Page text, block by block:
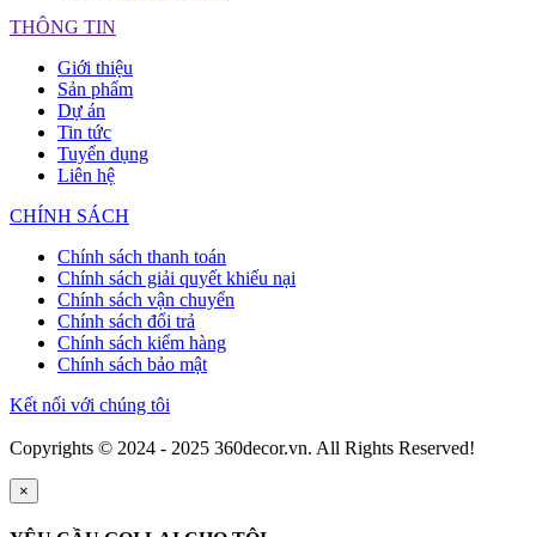
THÔNG TIN
Giới thiệu
Sản phẩm
Dự án
Tin tức
Tuyển dụng
Liên hệ
CHÍNH SÁCH
Chính sách thanh toán
Chính sách giải quyết khiếu nại
Chính sách vận chuyển
Chính sách đổi trả
Chính sách kiểm hàng
Chính sách bảo mật
Kết nối với chúng tôi
Copyrights © 2024 - 2025 360decor.vn. All Rights Reserved!
×